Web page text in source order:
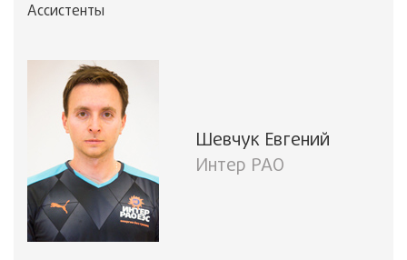
6
Салимгареев Ленар
Ассистенты
Шевчук Евгений
Интер РАО